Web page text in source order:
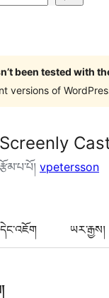
been tested with
versions of
Screenly
རྩོམ་པ་པོ། vpetersson
ཡར་རྒྱས།